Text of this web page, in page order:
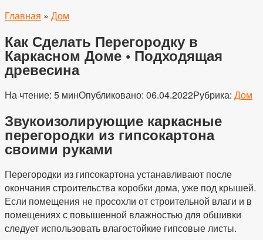
Главная » Дом
Как Сделать Перегородку в
Каркасном Доме • Подходящая
древесина
На чтение: 5 минОпубликовано: 06.04.2022Рубрика: Дом
Звукоизолирующие каркасные
перегородки из гипсокартона
своими руками
Перегородки из гипсокартона устанавливают после
окончания строительства коробки дома, уже под крышей.
Если помещения не просохли от строительной влаги и в
помещениях с повышенной влажностью для обшивки
следует использовать влагостойкие гипсовые листы.